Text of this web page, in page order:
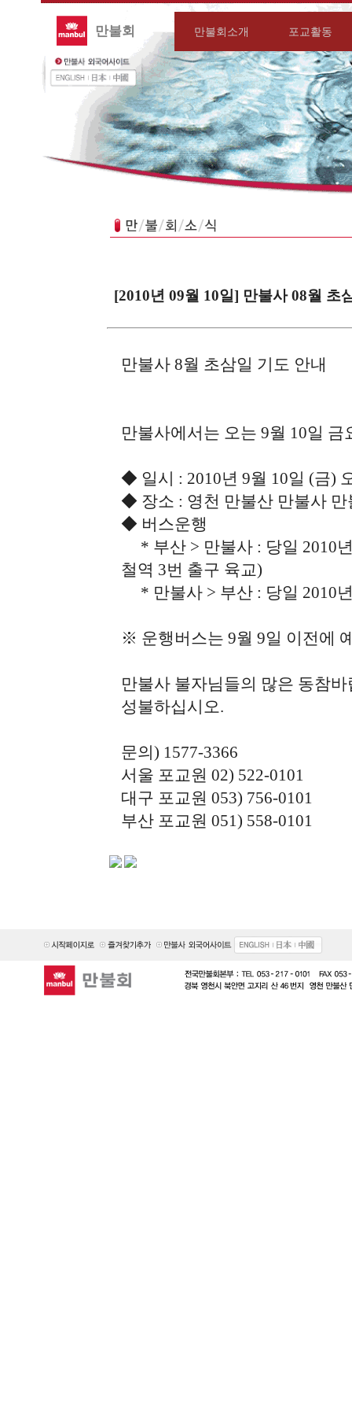
만불회 만불회소개 포교활동
[2010년 09월 10일] 만불사 08월 초
만불사 8월 초삼일 기도 안내
만불사에서는 오는 9월 10일
◆ 일시 : 2010년 9월 10일 (금)
◆ 장소 : 영천 만불산 만불사 만
◆ 버스운행
* 부산 > 만불사 : 당일 2010
철역 3번 출구 육교)
* 만불사 > 부산 : 당일 2010
※ 운행버스는 9월 9일 이전에
만불사 불자님들의 많은 동참바
성불하십시오.
문의) 1577-3366
서울 포교원 02) 522-0101
대구 포교원 053) 756-0101
부산 포교원 051) 558-0101